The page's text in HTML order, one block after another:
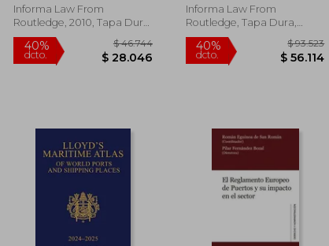
Informa Law From
Routledge, 2010, Tapa Dura,
Nuevo
dcto.
Informa Law From
Routledge, Tapa Dura,
Nuevo
dcto.